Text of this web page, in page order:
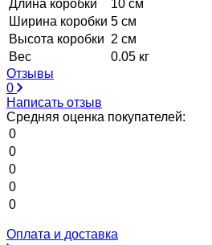
Длина коробки
10 см
Ширина коробки 5 см
Высота коробки 2 см
Вес
0.05 кг
Отзывы
0
Написать отзыв
Средняя оценка покупателей:
0
0
0
0
0
Оплата и доставка